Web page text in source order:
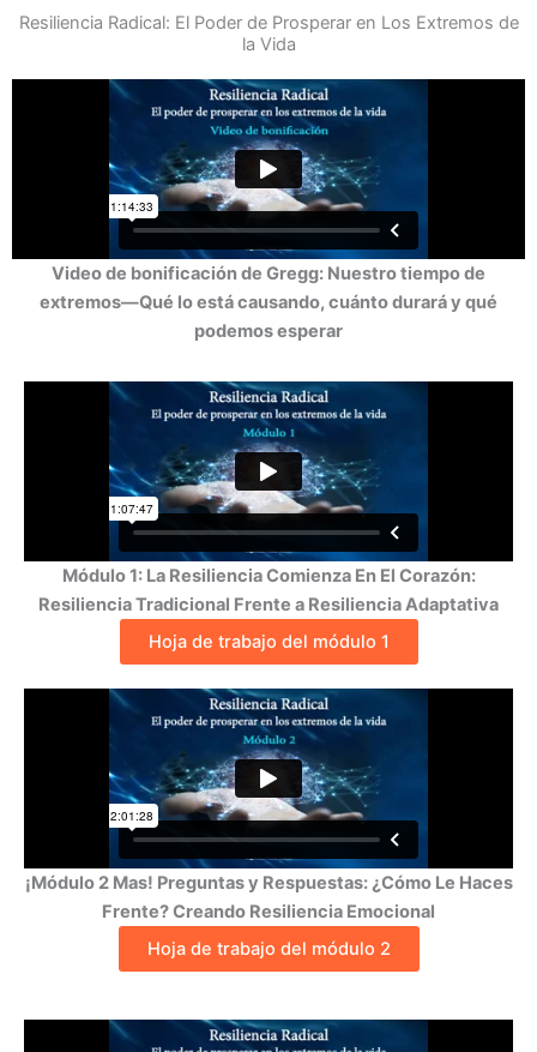
Resiliencia Radical: El Poder de Prosperar en Los Extremos de
la Vida
Video de bonificación de Gregg: Nuestro tiempo de
extremos—Qué lo está causando, cuánto durará y qué
podemos esperar
Módulo 1: La Resiliencia Comienza En El Corazón:
Resiliencia Tradicional Frente a Resiliencia Adaptativa
Hoja de trabajo del módulo 1
¡Módulo 2 Mas! Preguntas y Respuestas: ¿Cómo Le Haces
Frente? Creando Resiliencia Emocional
Hoja de trabajo del módulo 2